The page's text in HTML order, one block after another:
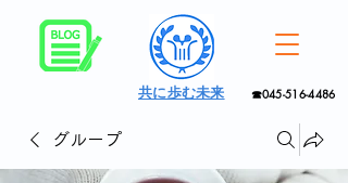
☎045-516-4486
共に歩む未来
グループ